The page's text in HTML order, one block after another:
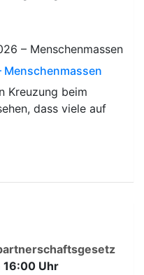
Menschenmassen
Kreuzung beim
dass viele auf
Uhr